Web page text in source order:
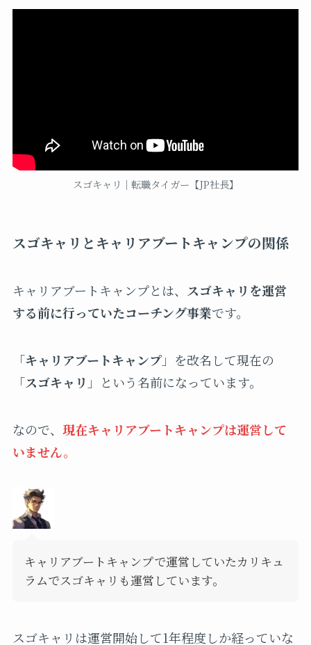
スゴキャリ｜転職タイガー【JP社長】
スゴキャリとキャリアブートキャンプの関係
キャリアブートキャンプとは、
スゴキャリを運営
する前に行っていたコーチング事業です。
「キャリアブートキャンプ」を改名して現在の
「スゴキャリ 」という名前になっています。
なので、 現在キャリアブートキャンプは運営して
いません。
キャリアブートキャンプで運営していたカリキュ
ラムでスゴキャリも運営しています。
スゴキャリは運営開始して1年程度しか経っていな